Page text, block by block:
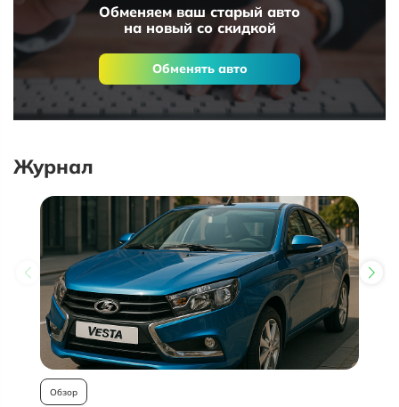
Обменяем ваш старый авто
на новый со скидкой
Обменять авто
Журнал
Обзор